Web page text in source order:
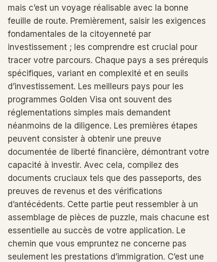
mais c’est un voyage réalisable avec la bonne
feuille de route. Premièrement, saisir les exigences
fondamentales de la citoyenneté par
investissement ; les comprendre est crucial pour
tracer votre parcours. Chaque pays a ses prérequis
spécifiques, variant en complexité et en seuils
d’investissement. Les meilleurs pays pour les
programmes Golden Visa ont souvent des
réglementations simples mais demandent
néanmoins de la diligence. Les premières étapes
peuvent consister à obtenir une preuve
documentée de liberté financière, démontrant votre
capacité à investir. Avec cela, compilez des
documents cruciaux tels que des passeports, des
preuves de revenus et des vérifications
d’antécédents. Cette partie peut ressembler à un
assemblage de pièces de puzzle, mais chacune est
essentielle au succès de votre application. Le
chemin que vous empruntez ne concerne pas
seulement les prestations d’immigration. C’est une